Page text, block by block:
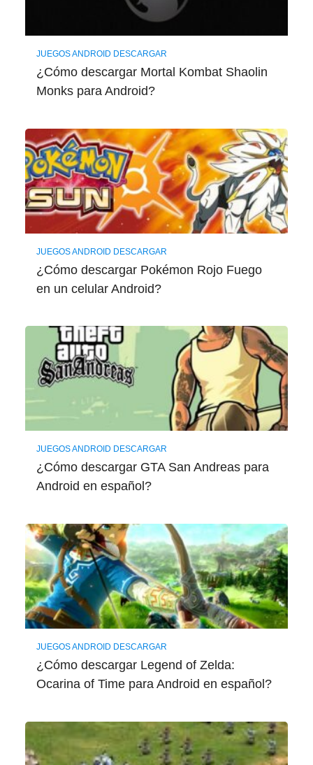
JUEGOS ANDROID DESCARGAR
¿Cómo descargar Mortal Kombat Shaolin
Monks para Android?
JUEGOS ANDROID DESCARGAR
¿Cómo descargar Pokémon Rojo Fuego
en un celular Android?
JUEGOS ANDROID DESCARGAR
¿Cómo descargar GTA San Andreas para
Android en español?
JUEGOS ANDROID DESCARGAR
¿Cómo descargar Legend of Zelda:
Ocarina of Time para Android en español?